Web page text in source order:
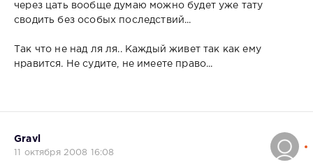
через цать вообще думаю можно будет уже тату
сводить без особых последствий...
Так что не над ля ля.. Каждый живет так как ему
нравится. Не судите, не имеете право...
Gravl
11 октября 2008 16:08